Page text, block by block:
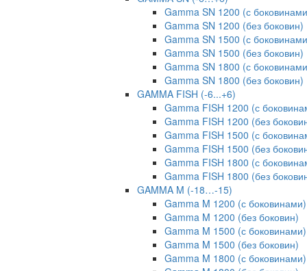
Gamma SN 1200 (с
Gamma SN 1200 (без боковин)
Gamma SN 1500 (с
Gamma SN 1500 (без боковин)
Gamma SN 1800 (с
Gamma SN 1800 (без боковин)
GAMMA FISH (-6...+6)
Gamma FISH 1200 (с
Gamma FISH 1200 (без
Gamma FISH 1500 (с
Gamma FISH 1500 (без
Gamma FISH 1800 (с
Gamma FISH 1800 (без
GAMMA M (-18…-15)
Gamma M 1200 (с боковинами)
Gamma M 1200 (без боковин)
Gamma M 1500 (с боковинами)
Gamma M 1500 (без боковин)
Gamma M 1800 (с боковинами)